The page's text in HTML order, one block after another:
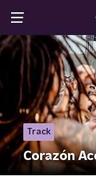
Track
Corazón